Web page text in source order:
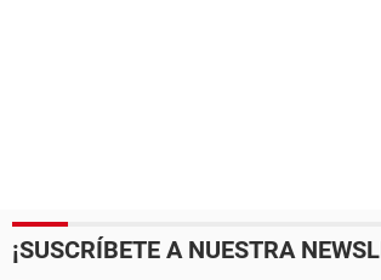
¡SUSCRÍBETE A NUESTRA